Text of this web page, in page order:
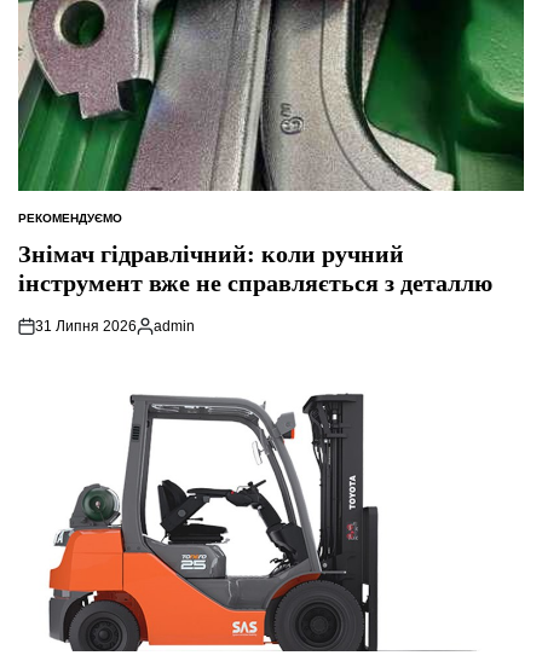
ОПУБЛІКУВАТИ
РЕКОМЕНДУЄМО
Знімач гідравлічний: коли ручний
інструмент вже не справляється з деталлю
31 Липня 2026
Опубліковано
admin